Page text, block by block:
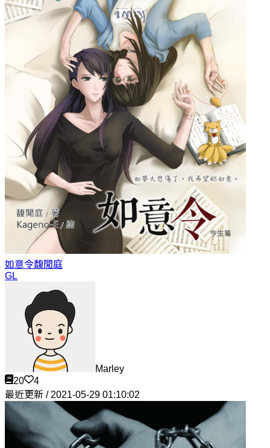
如意令馥閒庭
GL
Marley
20
4
最近更新 / 2021-05-29 01:10:02